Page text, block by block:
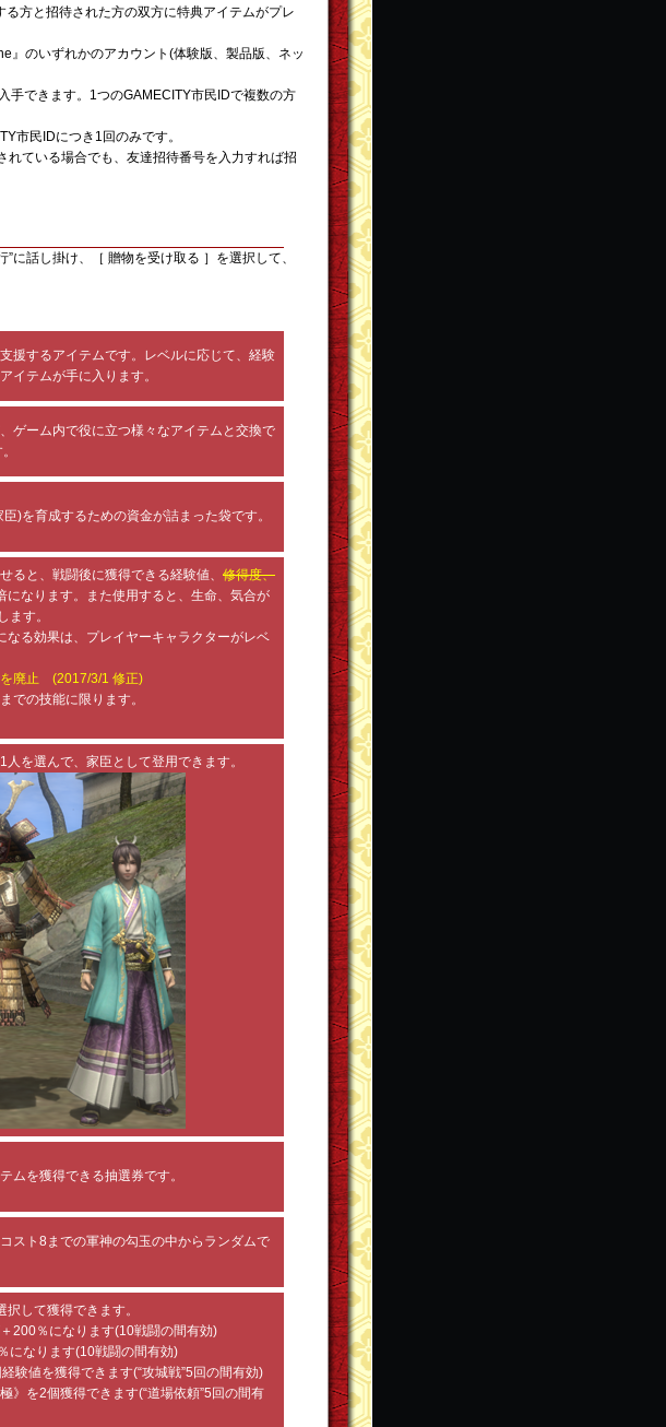
方と招待された方の双方に特典アイテムがプレ
』のいずれかのアカウント(体験版、製品版、ネッ
手できます。1つのGAMECITY市民IDで複数の方
市民IDにつき1回のみです。
ている場合でも、友達招待番号を入力すれば招
に話し掛け、［ 贈物を受け取る ］を選択して、
援するアイテムです。レベルに応じて、経験
イテムが手に入ります。
ゲーム内で役に立つ様々なアイテムと交換で
)を育成するための資金が詰まった袋です。
ると、戦闘後に獲得できる経験値、 修得度、
になります。また使用すると、生命、気合が
ます。
なる効果は、プレイヤーキャラクターがレベ
を廃止 (2017/3/1 修正)
での技能に限ります。
を選んで、家臣として登用できます。
ムを獲得できる抽選券です。
スト8までの軍神の勾玉の中からランダムで
して獲得できます。
200％になります(10戦闘の間有効)
になります(10戦闘の間有効)
験値を獲得できます(“攻城戦”5回の間有効)
》を2個獲得できます(“道場依頼”5回の間有